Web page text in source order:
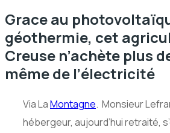
Grace au
géothermie, cet
Creuse n’achète plus
même de l’électricité
Via LaMontagne. Monsieur L
hébergeur, aujourd’hui retraité,